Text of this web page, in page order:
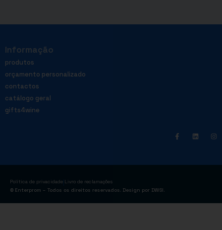
Informação
produtos
orçamento personalizado
contactos
catálogo geral
gifts4wine
Política de privacidade Livro de reclamações
© Enterprom – Todos os direitos reservados. Design por DWSI.